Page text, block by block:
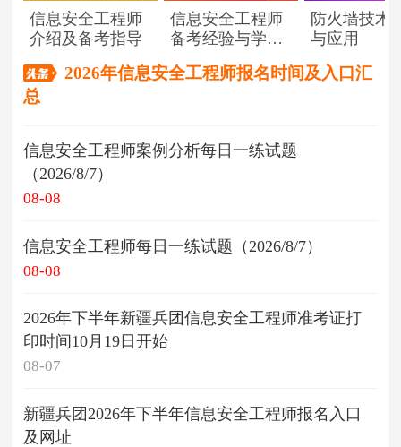
信息安全工程师
介绍及备考指导
信息安全工程师
备考经验与学习
防火墙技术
与应用
2026年信息安全工程师报名时间及入口汇
总
信息安全工程师案例分析每日一练试题
（2026/8/7）
08-08
信息安全工程师每日一练试题（2026/8/7）
08-08
2026年下半年新疆兵团信息安全工程师准考证打
印时间10月19日开始
08-07
新疆兵团2026年下半年信息安全工程师报名入口
及网址